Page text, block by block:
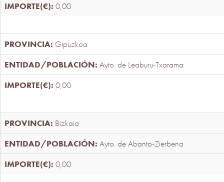
0,00
Gipuzkoa
Ayto. de Leaburu-Txarama
0,00
Bizkaia
Ayto. de Abanto-Zierbena
0,00